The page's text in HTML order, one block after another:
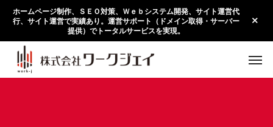
ホームページ制作、ＳＥＯ対策、Ｗｅｂシステム開発、サイト運営代
行、サイト運営で実績あり。運営サポート（ドメイン取得・サーバー
提供）でトータルサービスを実現。